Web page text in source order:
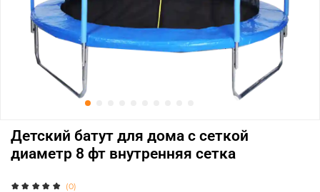
(0)
Детский батут для дома с сеткой
диаметр 8 фт внутренняя сетка